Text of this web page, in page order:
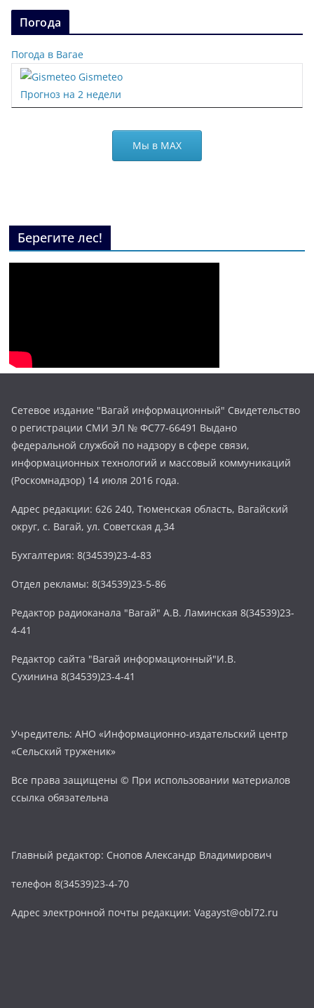
Погода
Погода в Вагае
Gismeteo
Прогноз на 2 недели
Мы в МАХ
Берегите лес!
Сетевое издание "Вагай информационный" Свидетельство
о регистрации СМИ ЭЛ № ФС77-66491 Выдано
федеральной службой по надзору в сфере связи,
информационных технологий и массовый коммуникаций
(Роскомнадзор) 14 июля 2016 года.
Адрес редакции: 626 240, Тюменская область, Вагайский
округ, с. Вагай, ул. Советская д.34
Бухгалтерия: 8(34539)23-4-83
Отдел рекламы: 8(34539)23-5-86
Редактор радиоканала "Вагай" А.В. Ламинская 8(34539)23-
4-41
Редактор сайта "Вагай информационный"И.В.
Сухинина 8(34539)23-4-41
Учредитель: АНО «Информационно-издательский центр
«Сельский труженик»
Все права защищены © При использовании материалов
ссылка обязательна
Главный редактор: Снопов Александр Владимирович
телефон 8(34539)23-4-70
Адрес электронной почты редакции: Vagayst@obl72.ru